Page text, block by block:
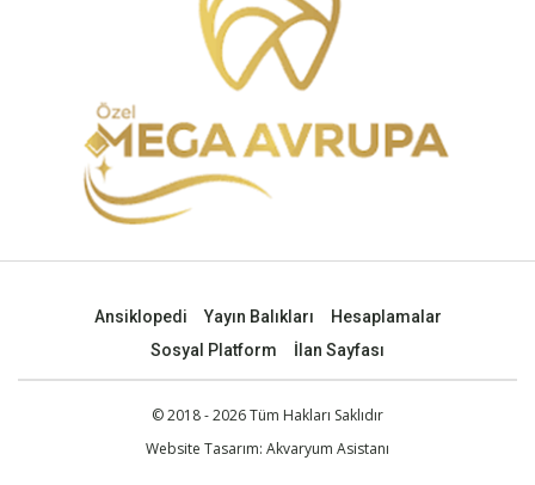
Ansiklopedi Yayın Balıkları
Hesaplamalar
Sosyal Platform
İlan Sayfası
© 2018 - 2026 Tüm Hakları Saklıdır
Website Tasarım: Akvaryum Asistanı